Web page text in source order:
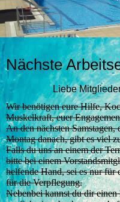
Nächste
Liebe
Wir benötigen eure Hilfe,
Muskelkraft, euer
An den nächsten
Montag danach, gibt es viel
Falls du uns an einem der
bitte bei einem
helfende Hand, sei es nur für
für die Verpflegung.
Nebenbei kannst du dir